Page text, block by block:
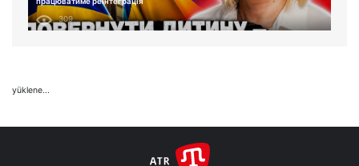
309
yüklene...